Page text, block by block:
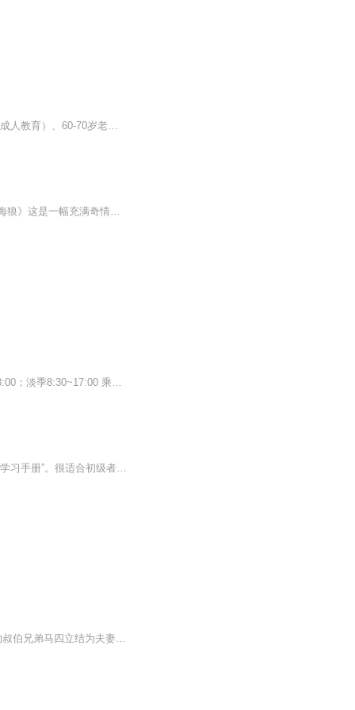
音频来源于链景旅行 地址 山西省晋中市灵石县静升村 票价描述 53元；大中小学生（不包括成人教育）、60-70岁老人、残疾人凭证半价优惠；现役军人、军人残疾、70岁以上老人凭证免票。 开放时间 8:00-18:00 乘车信息 1. 太原出发：太原市建南汽车站乘太原-灵...
美国《世界日报》整版评述：中国的海明威——王家斌，他写了一部大海的百科全书《百年海狼》这是一幅充满奇情异彩的“海狼”众生相和斑斓多姿的海洋画卷。一位亲历过“沧海万世劫”的幸存者,如实地再现了那场惊涛骇浪的海啸中人与自然搏斗的壮阔场景,逼真...
音频来源于链景旅行 地址 延安市宝塔区王家坪 票价描述 免费开放 开放时间 旺季：8:00~18:00；淡季8:30~17:00 乘车信息 暂无
太极拳并不仅仅是公园里的老年人运动，它可以柔中透刚、迅猛灵脆。这是一本快速入门的“学习手册”。很适合初级者了解太极拳，重建对太极拳的认识。 太极拳创立于明末清初，是冷兵器时代的产物。其本身出了具有基本的武术本质外，相对于其他武术还有养生保...
于佑福，寿字辈女相声演员，4岁登台，曾与刘宝瑞、马三立等诸多名家合作，后与马三立的叔伯兄弟马四立结为夫妻，在天津各地书场、茶社演出。解放后，与王家琪搭档，在和平区曲艺杂技团工作多年。耄耋之年，两次登台，为她的艺术人生画上了浓墨重彩的一笔。